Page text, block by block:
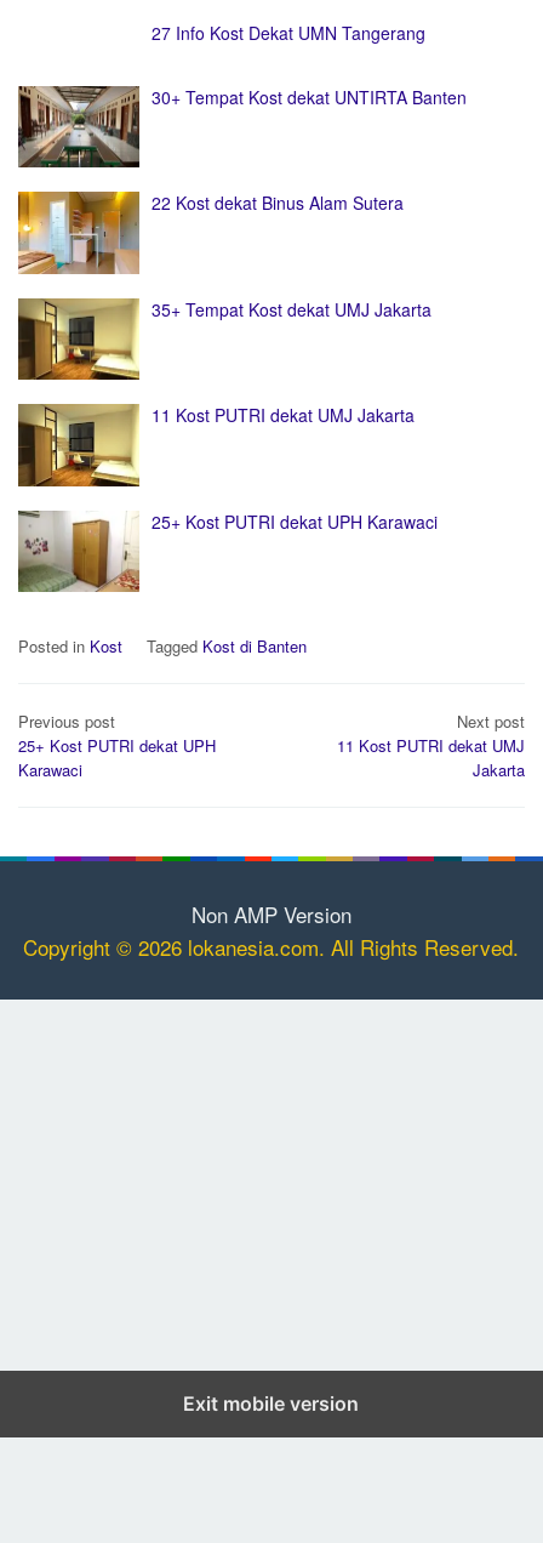
27 Info Kost Dekat UMN Tangerang
30+ Tempat Kost dekat UNTIRTA Banten
22 Kost dekat Binus Alam Sutera
35+ Tempat Kost dekat UMJ Jakarta
11 Kost PUTRI dekat UMJ Jakarta
25+ Kost PUTRI dekat UPH Karawaci
Posted in Kost Tagged Kost di Banten
Post
navigation
Previous post
25+ Kost PUTRI dekat UPH
Karawaci
Next post
11 Kost PUTRI dekat UMJ
Jakarta
Non AMP Version
Copyright © 2026 lokanesia.com. All Rights Reserved.
Exit mobile version